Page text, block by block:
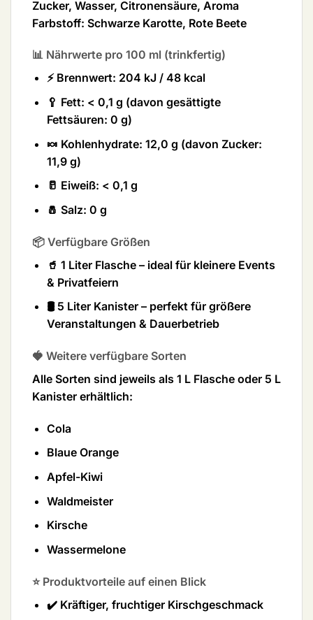
Zucker, Wasser, Citronensäure, Aroma
Farbstoff: Schwarze Karotte, Rote Beete
📊 Nährwerte pro 100 ml (trinkfertig)
⚡ Brennwert: 204 kJ / 48 kcal
🥄 Fett: < 0,1 g (davon gesättigte
Fettsäuren: 0 g)
🍬 Kohlenhydrate: 12,0 g (davon Zucker:
11,9 g)
🥛 Eiweiß: < 0,1 g
🧂 Salz: 0 g
📦 Verfügbare Größen
🥤 1 Liter Flasche– ideal für kleinere Events
& Privatfeiern
🛢️ 5 Liter Kanister– perfekt für größere
Veranstaltungen & Dauerbetrieb
🍓 Weitere verfügbare Sorten
Alle Sorten sind jeweils als 1 L Flasche oder 5 L
Kanister erhältlich:
Cola
Blaue Orange
Apfel-Kiwi
Waldmeister
Kirsche
Wassermelone
⭐ Produktvorteile auf einen Blick
✔️ Kräftiger, fruchtiger Kirschgeschmack